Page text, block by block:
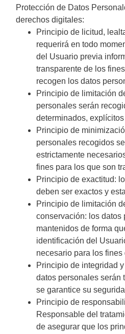
Protección de Datos
derechos digitales:
Principio de licitud,
requerirá en todo
del Usuario previa
transparente de los
recogen los datos
Principio de limitación
personales serán
determinados,
Principio de
personales recogidos
estrictamente
fines para los que son
Principio de exactitud:
deben ser exactos y
Principio de limitación
conservación: los datos
mantenidos de forma
identificación del
necesario para los fines
Principio de integridad
datos personales serán
se garantice su
Principio de
Responsable del
de asegurar que los